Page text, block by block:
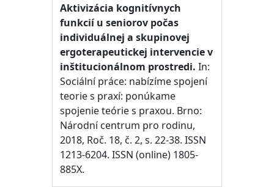
Aktivizácia kognitívnych
funkcií u seniorov počas
individuálnej a skupinovej
ergoterapeutickej intervencie v
inštitucionálnom prostredi. In:
Sociální práce: nabízíme spojení
teorie s praxí: ponúkame
spojenie teórie s praxou. Brno:
Národní centrum pro rodinu,
2018, Roč. 18, č. 2, s. 22-38. ISSN
1213-6204. ISSN (online) 1805-
885X.